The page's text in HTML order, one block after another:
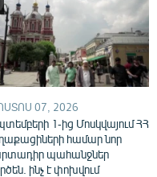
720p
07, 2026
1-ից Մոսկվայում ՀՀ
համար նոր
պահանջներ
ինչ է փոխվում